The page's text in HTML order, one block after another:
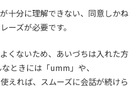
十分に理解できない、同意しかね
ーズが必要です。
くないため、あいづちは入れた方
ときには「umm」や、
えれば、スムーズに会話が続けら